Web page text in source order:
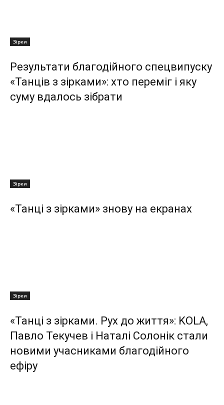
Зірки
Результати благодійного спецвипуску
«Танців з зірками»: хто переміг і яку
суму вдалось зібрати
Зірки
«Танці з зірками» знову на екранах
Зірки
«Танці з зірками. Рух до життя»: KOLA,
Павло Текучев і Наталі Солонік стали
новими учасниками благодійного
ефіру